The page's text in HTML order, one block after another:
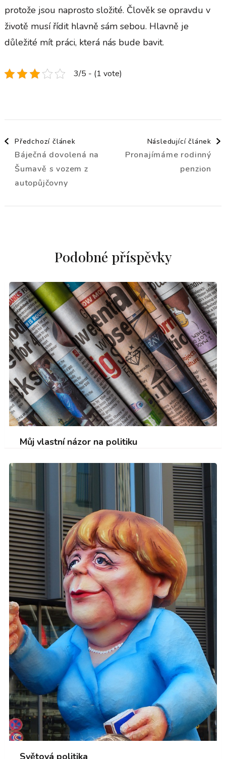
protože jsou naprosto složité. Člověk se opravdu v
životě musí řídit hlavně sám sebou. Hlavně je
důležité mít práci, která nás bude bavit.
3/5 - (1 vote)
Navigace
příspěvku
Předchozí článek
Báječná dovolená na
Šumavě s vozem z
autopůjčovny
Následující článek
Pronajímáme rodinný
penzion
Podobné příspěvky
Můj vlastní názor na politiku
Světová politika